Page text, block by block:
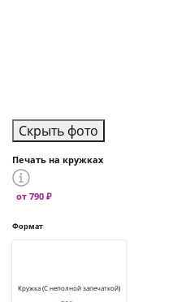
Скрыть фото
Печать на кружках
от 790 ₽
Формат
Кружка (С неполной запечаткой)